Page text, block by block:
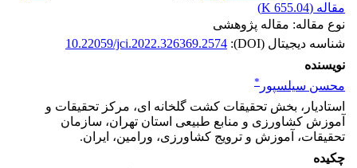
مقاله (655.04 K
)
نوع مقاله: مقاله پژوهشی
شناسه دیجیتال (DOI):
10.22059/jci.2022.326369.2574
نویسنده
محسن سیلسپور *
استادیار، بخش تحقیقات کشت گلخانه ای، مرکز تحقیقات و
آموزش کشاورزی و منابع طبیعی استان تهران، سازمان
تحقیقات، آموزش و ترویج کشاورزی، ورامین، ایران.
چکیده